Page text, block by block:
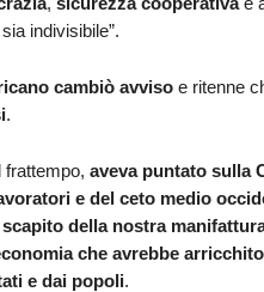
indivisibile”.
cambiò avvisoe ritenne
.
frattempo, aveva puntato sulla
e del ceto medio
della nostra
che avrebbe
e dai popoli.